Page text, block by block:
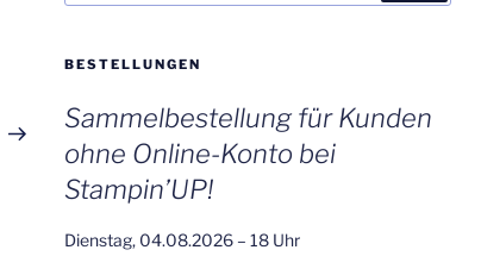
Beitrag
BESTELLUNGEN
Sammelbestellung für Kunden
ohne Online-Konto bei
Stampin’UP!
Dienstag, 04.08.2026 – 18 Uhr